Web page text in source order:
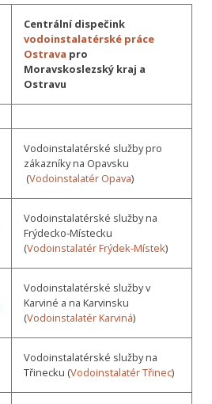
Centrální dispečink
vodoinstalatérské práce
Ostrava pro
Moravskoslezský kraj a
Ostravu
Vodoinstalatérské služby pro
zákazníky na Opavsku
(Vodoinstalatér Opava)
Vodoinstalatérské služby na
Frýdecko-Místecku
(Vodoinstalatér Frýdek-Místek)
Vodoinstalatérské služby v
Karviné a na Karvinsku
(Vodoinstalatér Karviná)
Vodoinstalatérské služby na
Třinecku (Vodoinstalatér Třinec)